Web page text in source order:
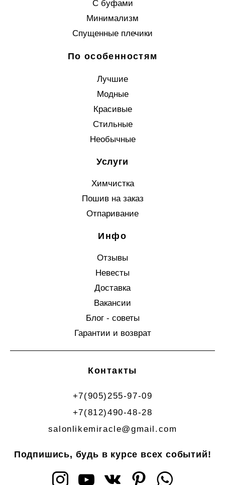
С буфами
Минимализм
Спущенные плечики
По особенностям
Лучшие
Модные
Красивые
Стильные
Необычные
Услуги
Химчистка
Пошив на заказ
Отпаривание
Инфо
Отзывы
Невесты
Доставка
Вакансии
Блог - советы
Гарантии и возврат
Контакты
+7(905)255-97-09
+7(812)490-48-28
salonlikemiracle@gmail.com
Подпишись, будь в курсе всех событий!